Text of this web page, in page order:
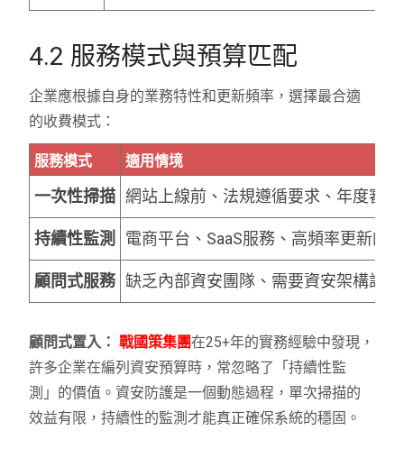
4.2 服務模式與預算匹配
企業應根據自身的業務特性和更新頻率，選擇最合適
的收費模式：
服務模式 適用情境
一次性掃描 網站上線前、法規遵循要求、年度審
持續性監測 電商平台、SaaS服務、高頻率更新的
顧問式服務 缺乏內部資安團隊、需要資安架構設
顧問式置入： 戰國策集團在25+年的實務經驗中發現，
許多企業在編列資安預算時，常忽略了「持續性監
測」的價值。資安防護是一個動態過程，單次掃描的
效益有限，持續性的監測才能真正確保系統的穩固。